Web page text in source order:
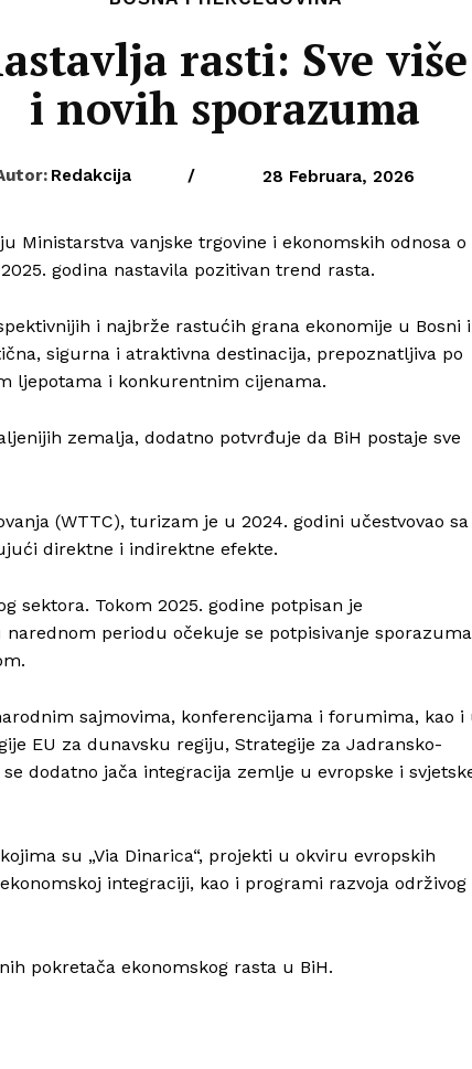
rasti: Sve
i novih sporazuma
Redakcija / 28 Februara, 2026
Ministarstva vanjske trgovine i ekonomskih odnosa o
godina nastavila pozitivan trend rasta.
i najbrže rastućih grana ekonomije u Bosni i
sigurna i atraktivna destinacija, prepoznatljiva po
ljepotama i konkurentnim cijenama.
zemalja, dodatno potvrđuje da BiH postaje sve
(WTTC), turizam je u 2024. godini učestvovao sa
direktne i indirektne efekte.
sektora. Tokom 2025. godine potpisan je
periodu očekuje se potpisivanje sporazuma
sajmovima, konferencijama i forumima, kao i
EU za dunavsku regiju, Strategije za Jadransko-
dodatno jača integracija zemlje u evropske i
su „Via Dinarica“, projekti u okviru evropskih
integraciji, kao i programi razvoja održivog
pokretača ekonomskog rasta u BiH.